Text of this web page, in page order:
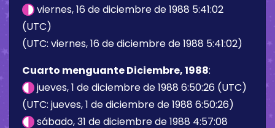
viernes, 16 de diciembre de 1988 5:41:02
(UTC)
(UTC: viernes, 16 de diciembre de 1988 5:41:02)
Cuarto menguante Diciembre, 1988:
jueves, 1 de diciembre de 1988 6:50:26 (UTC)
(UTC: jueves, 1 de diciembre de 1988 6:50:26)
sábado, 31 de diciembre de 1988 4:57:08